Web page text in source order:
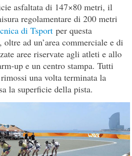
asfaltata di 147×80 metri, il
regolamentare di 200 metri
di Tsport per questa
ad un’area commerciale e di
aree riservate agli atleti e allo
up e un centro stampa. Tutti
una volta terminata la
la superficie della pista.